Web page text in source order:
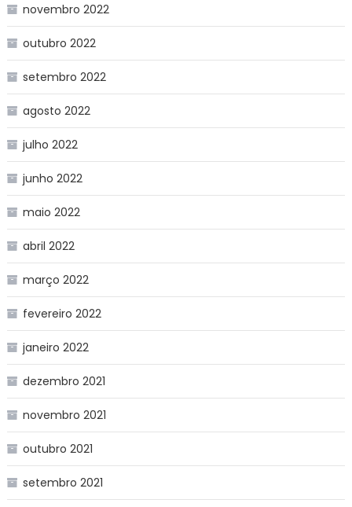
novembro 2022
outubro 2022
setembro 2022
agosto 2022
julho 2022
junho 2022
maio 2022
abril 2022
março 2022
fevereiro 2022
janeiro 2022
dezembro 2021
novembro 2021
outubro 2021
setembro 2021